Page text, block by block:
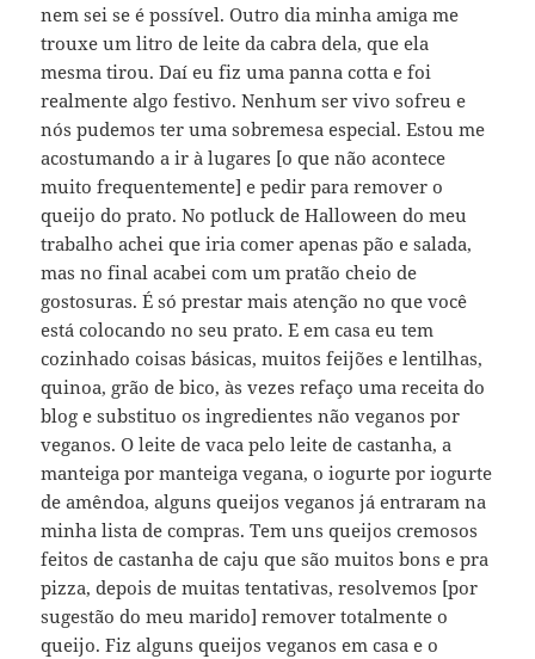
nem sei se é possível. Outro dia minha amiga me
trouxe um litro de leite da cabra dela, que ela
mesma tirou. Daí eu fiz uma panna cotta e foi
realmente algo festivo. Nenhum ser vivo sofreu e
nós pudemos ter uma sobremesa especial. Estou me
acostumando a ir à lugares [o que não acontece
muito frequentemente] e pedir para remover o
queijo do prato. No potluck de Halloween do meu
trabalho achei que iria comer apenas pão e salada,
mas no final acabei com um pratão cheio de
gostosuras. É só prestar mais atenção no que você
está colocando no seu prato. E em casa eu tem
cozinhado coisas básicas, muitos feijões e lentilhas,
quinoa, grão de bico, às vezes refaço uma receita do
blog e substituo os ingredientes não veganos por
veganos. O leite de vaca pelo leite de castanha, a
manteiga por manteiga vegana, o iogurte por iogurte
de amêndoa, alguns queijos veganos já entraram na
minha lista de compras. Tem uns queijos cremosos
feitos de castanha de caju que são muitos bons e pra
pizza, depois de muitas tentativas, resolvemos [por
sugestão do meu marido] remover totalmente o
queijo. Fiz alguns queijos veganos em casa e o